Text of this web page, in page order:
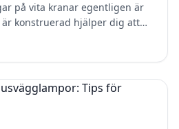
på vita kranar egentligen är
konstruerad hjälper dig att